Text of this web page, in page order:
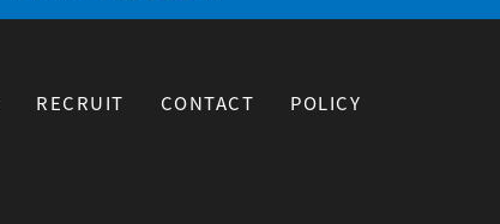
RECRUIT CONTACT POLICY